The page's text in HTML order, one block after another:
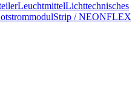
LeuchtmittelLichttechnisches
Strip / NEONFLEX